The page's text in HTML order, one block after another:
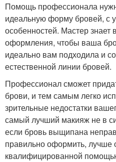
Помощь профессионала
идеальную форму бровей, с
особенностей. Мастер знает
оформления, чтобы ваша
идеально вам подходила и
естественной линии бровей.
Профессионал сможет
брови, и тем самым легко
зрительные недостатки
самый лучший макияж не в
если бровь выщипана
правильно оформить, лучше
квалифицированной